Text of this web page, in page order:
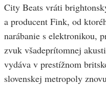
City Beats vráti
a producent Fink, od
narábanie s elektronikou,
zvuk všadeprítomnej
vydáva v prestížnom
slovenskej metropoly